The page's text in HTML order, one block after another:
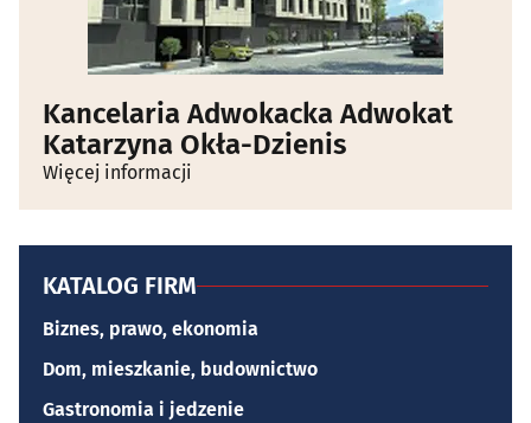
Kancelaria Adwokacka Adwokat
Katarzyna Okła-Dzienis
Więcej informacji
KATALOG FIRM
Biznes, prawo, ekonomia
Dom, mieszkanie, budownictwo
Gastronomia i jedzenie